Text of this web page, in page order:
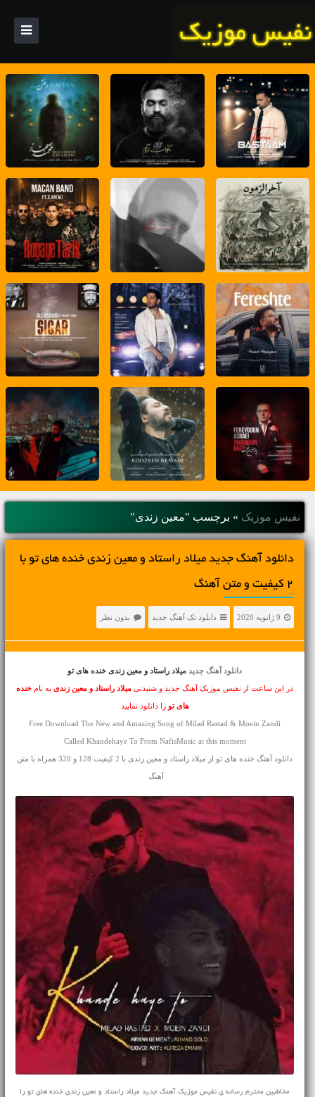
نفیس موزیک » برچسب "معین زندی"
دانلود آهنگ جديد میلاد راستاد و معین زندی خنده های تو با
2 کیفیت و متن آهنگ
9 ژانویه 2020 دانلود تک آهنگ جدید بدون نظر
دانلود آهنگ جدید میلاد راستاد و معین زندی خنده های تو
در این ساعت از نفیس موزیک آهنگ جدید و شنیدنی میلاد راستاد و معین زندیبه نام خنده
های تو را دانلود نمایید
Free Download The New and Amazing Song of Milad Rastad & Moein Zandi
Called Khandehaye To From NafisMusic at this moment
دانلود آهنگ خنده های تو از میلاد راستاد و معین زندی با 2 کیفیت 128 و 320 همراه با متن
آهنگ
مخاطبین محترم رسانه ی نفیس موزیک آهنگ جدید میلاد راستاد و معین زندی خنده های تو را